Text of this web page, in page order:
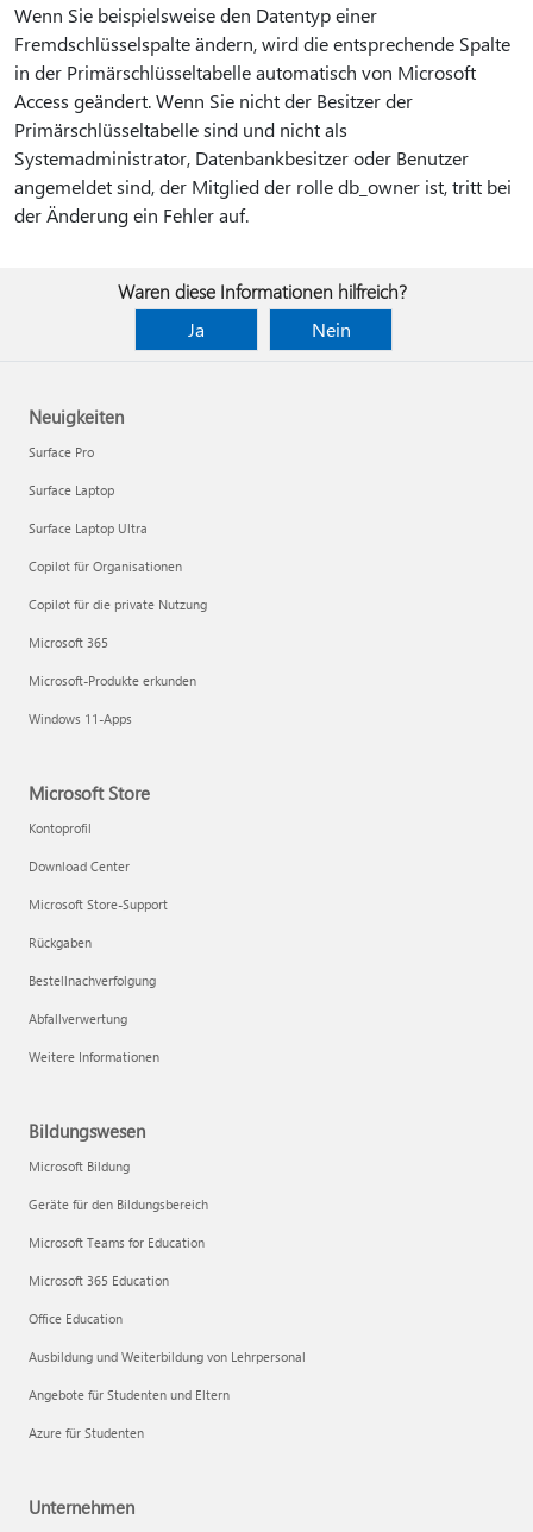
Wenn Sie beispielsweise den Datentyp einer
Fremdschlüsselspalte ändern, wird die entsprechende Spalte
in der Primärschlüsseltabelle automatisch von Microsoft
Access geändert. Wenn Sie nicht der Besitzer der
Primärschlüsseltabelle sind und nicht als
Systemadministrator, Datenbankbesitzer oder Benutzer
angemeldet sind, der Mitglied der rolle db_owner ist, tritt bei
der Änderung ein Fehler auf.
Waren diese Informationen hilfreich?
Ja
Nein
Neuigkeiten
Surface Pro
Surface Laptop
Surface Laptop Ultra
Copilot für Organisationen
Copilot für die private Nutzung
Microsoft 365
Microsoft-Produkte erkunden
Windows 11-Apps
Microsoft Store
Kontoprofil
Download Center
Microsoft Store-Support
Rückgaben
Bestellnachverfolgung
Abfallverwertung
Weitere Informationen
Bildungswesen
Microsoft Bildung
Geräte für den Bildungsbereich
Microsoft Teams for Education
Microsoft 365 Education
Office Education
Ausbildung und Weiterbildung von Lehrpersonal
Angebote für Studenten und Eltern
Azure für Studenten
Unternehmen